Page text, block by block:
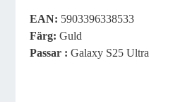
EAN: 5903396338533
Färg: Guld
Passar : Galaxy S25 Ultra